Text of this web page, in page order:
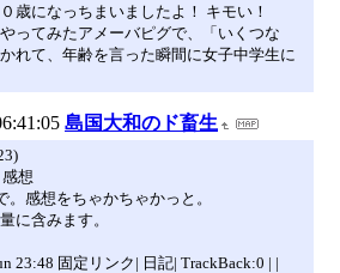
歳になっちまいましたよ！ キモい！
ってみたアメーバピグで、「いくつな
れて、年齢を言った瞬間に女子中学生に
島国大和のド畜生
想
。感想をちゃかちゃかっと。
に含みます。
23:48 固定リンク| 日記| TrackBack:0 | |